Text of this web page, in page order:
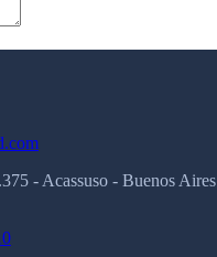
- Acassuso - Buenos Aires